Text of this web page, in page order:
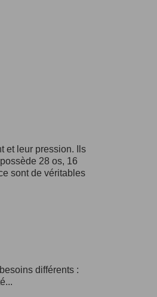
et leur pression. Ils
28 os, 16
sont de véritables
différents :